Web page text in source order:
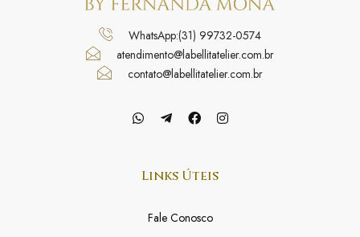
WhatsApp:(31) 99732-0574
atendimento@labellitatelier.com.br
contato@labellitatelier.com.br
Links Úteis
Fale Conosco